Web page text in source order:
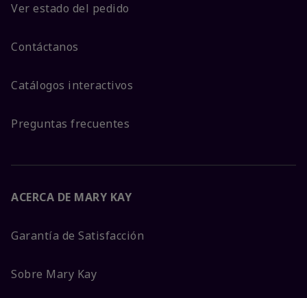
Ver estado del pedido
Contáctanos
Catálogos interactivos
Preguntas frecuentes
ACERCA DE MARY KAY
Garantía de Satisfacción
Sobre Mary Kay